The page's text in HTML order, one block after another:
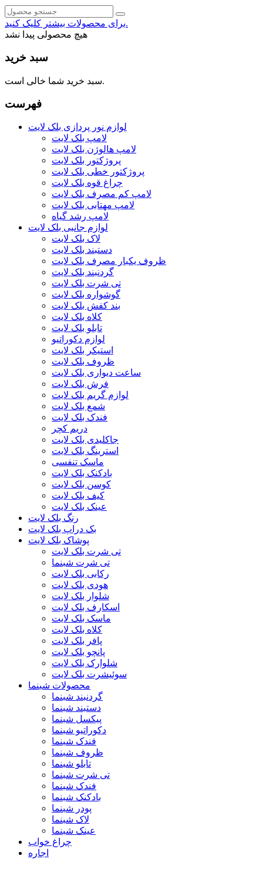
برای محصولات بیشتر کلیک کنید.
هیچ محصولی پیدا نشد
سبد خرید
سبد خرید شما خالی است.
فهرست
لوازم نور پردازی بلک لایت
لامپ بلک لایت
لامپ هالوژن بلک لایت
پروژکتور بلک لایت
پروژکتور خطی بلک لایت
چراغ قوه بلک لایت
لامپ کم مصرف بلک لایت
لامپ مهتابی بلک لایت
لامپ رشد گیاه
لوازم جانبی بلک لایت
لاک بلک لایت
دستبند بلک لایت
ظروف یکبار مصرف بلک لایت
گردنبند بلک لایت
تی شرت بلک لایت
گوشواره بلک لایت
بند کفش بلک لایت
کلاه بلک لایت
تابلو بلک لایت
لوازم دکوراتیو
استیکر بلک لایت
ظروف بلک لایت
ساعت دیواری بلک لایت
فرش بلک لایت
لوازم گریم بلک لایت
شمع بلک لایت
فندک بلک لایت
دریم کچر
جاکلیدی بلک لایت
استرینگ بلک لایت
ماسک تنفسی
بادکنک بلک لایت
کوسن بلک لایت
کیف بلک لایت
عینک بلک لایت
رنگ بلک لایت
بک دراپ بلک لایت
پوشاک بلک لایت
تی شرت بلک لایت
تی شرت شبنما
رکابی بلک لایت
هودی بلک لایت
شلوار بلک لایت
اسکارف بلک لایت
ماسک بلک لایت
کلاه بلک لایت
پافر بلک لایت
پانچو بلک لایت
شلوارک بلک لایت
سوئیشرت بلک لایت
محصولات شبنما
گردنبند شبنما
دستبند شبنما
پیکسل شبنما
دکوراتیو شبنما
فندک شبنما
ظروف شبنما
تابلو شبنما
تی شرت شبنما
فندک شبنما
بادکنک شبنما
پودر شبنما
لاک شبنما
عینک شبنما
چراغ خواب
اجاره